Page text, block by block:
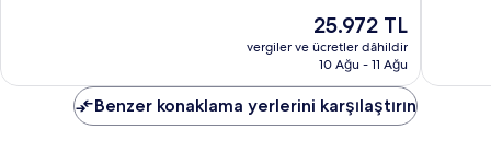
Güncel
fiyat:
25.972 TL
25.972 TL
vergiler ve ücretler dâhildir
10 Ağu - 11 Ağu
Benzer konaklama yerlerini karşılaştırın